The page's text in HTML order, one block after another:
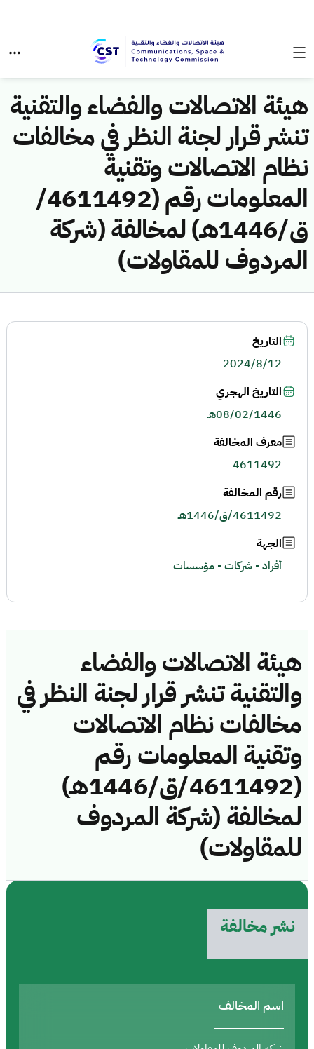
هيئة الاتصالات والفضاء والتقنية
تنشر قرار لجنة النظر في مخالفات
نظام الاتصالات وتقنية
المعلومات رقم (4611492/
ق/1446هـ) لمخالفة (شركة
المردوف للمقاولات)
هيئة الاتصالات والفضاء
والتقنية تنشر قرار لجنة النظر في
مخالفات نظام الاتصالات
وتقنية المعلومات رقم
(4611492/ق/1446هـ)
لمخالفة (شركة المردوف
للمقاولات)
نشر مخالفة
اسم المخالف
التاريخ
2024/8/12
التاريخ الهجري
08/02/1446هـ
معرف المخالفة
4611492
رقم المخالفة
4611492/ق/1446هـ
الجهة
أفراد - شركات - مؤسسات